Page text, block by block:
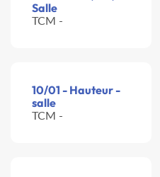
Salle
TCM -
10/01 - Hauteur -
salle
TCM -